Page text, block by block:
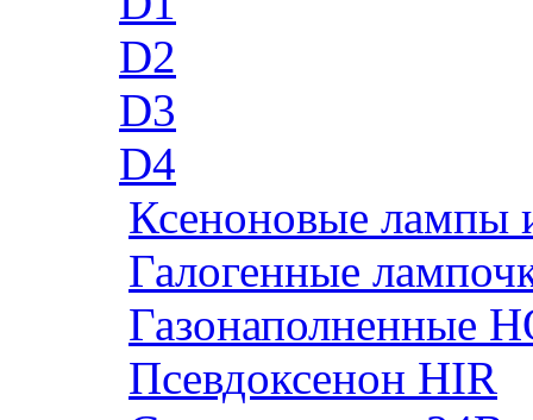
D2
D3
D4
Ксеноновые лампы
Галогенные
Газонаполненные
Псевдоксенон HIR